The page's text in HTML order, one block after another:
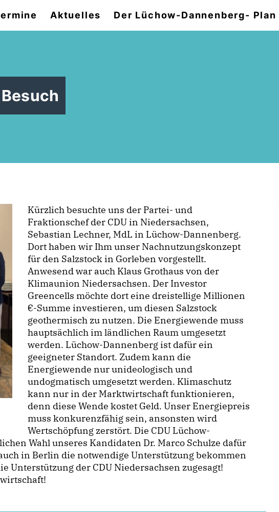
Aktuelles Der Lüchow-Dannenberg- Plan
Kürzlich besuchte uns der Partei- und
Fraktionschef der CDU in Niedersachsen,
Sebastian Lechner, MdL in Lüchow-Dannenberg.
Dort haben wir Ihm unser Nachnutzungskonzept
für den Salzstock in Gorleben vorgestellt.
Anwesend war auch Klaus Grothaus von der
Klimaunion Niedersachsen. Der Investor
Greencells möchte dort eine dreistellige Millionen
-Summe investieren, um diesen Salzstock
geothermisch zu nutzen. Die Energiewende muss
hauptsächlich im ländlichen Raum umgesetzt
werden. Lüchow-Dannenberg ist dafür ein
geeigneter Standort. Zudem kann die
Energiewende nur unideologisch und
undogmatisch umgesetzt werden. Klimaschutz
kann nur in der Marktwirtschaft funktionieren,
denn diese Wende kostet Geld. Unser Energiepreis
muss konkurenzfähig sein, ansonsten wird
Wertschöpfung zerstört. Die CDU Lüchow-
Wahl unseres Kandidaten Dr. Marco Schulze dafür
in Berlin die notwendige Unterstützung bekommen
Unterstützung der CDU Niedersachsen zugesagt!